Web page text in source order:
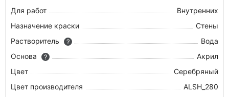
Для работ
Внутренних
Назначение краски
Стены
Растворитель
?
Вода
Основа
?
Акрил
Цвет
Серебряный
Цвет производителя
ALSH_280